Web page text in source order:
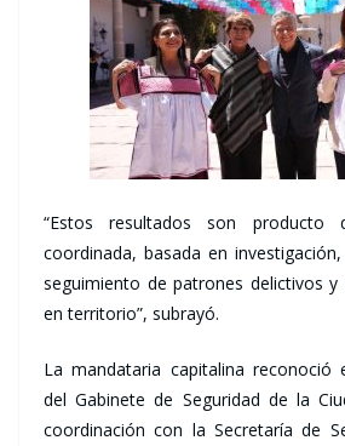
“Estos resultados son producto
coordinada, basada en
seguimiento de patrones delictivos y
en territorio”, subrayó.
La mandataria capitalina
del Gabinete de Seguridad de la
coordinación con la Secretaría de